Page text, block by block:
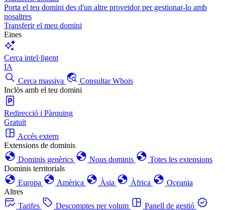
Porta el teu domini des d'un altre proveïdor per gestionar-lo amb
nosaltres
Transferir el meu domini
Eines
Cerca intel·ligent
IA
Cerca massiva
Consultar Whois
Inclòs amb el teu domini
Redirecció i Pàrquing
Gratuït
Accés extern
Extensions de dominis
Dominis genèrics
Nous dominis
Totes les extensions
Dominis territorials
Europa
Amèrica Àsia Àfrica
Oceania
Altres
Tarifes
Descomptes per volum
Panell de gestió